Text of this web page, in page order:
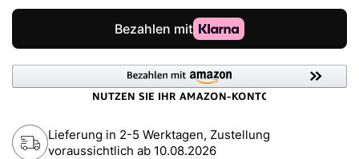
Lieferung in 2-5 Werktagen, Zustellung
voraussichtlich ab 10.08.2026